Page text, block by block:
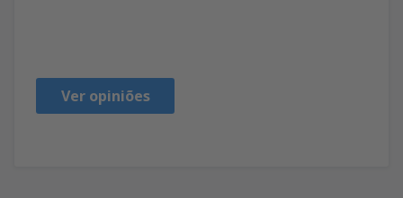
Ver opiniões